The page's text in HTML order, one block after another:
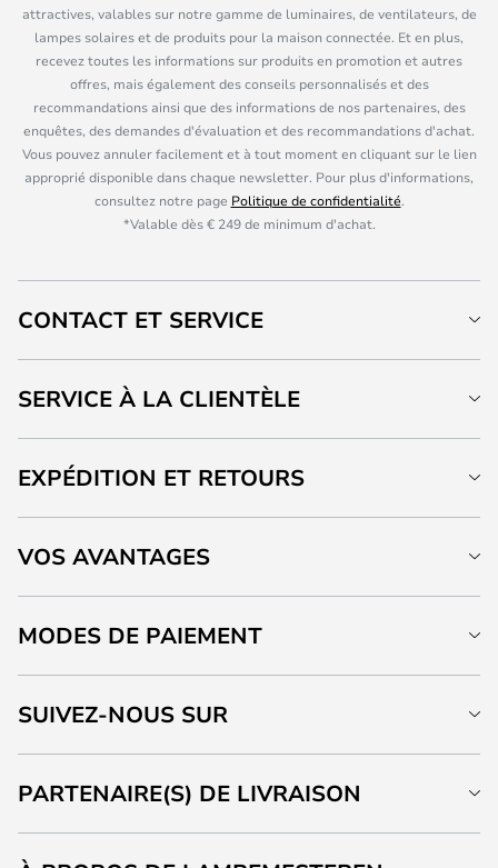
attractives, valables sur notre gamme de luminaires, de ventilateurs, de
lampes solaires et de produits pour la maison connectée. Et en plus,
recevez toutes les informations sur produits en promotion et autres
offres, mais également des conseils personnalisés et des
recommandations ainsi que des informations de nos partenaires, des
enquêtes, des demandes d'évaluation et des recommandations d'achat.
Vous pouvez annuler facilement et à tout moment en cliquant sur le lien
approprié disponible dans chaque newsletter. Pour plus d'informations,
consultez notre page Politique de confidentialité.
*Valable dès € 249 de minimum d'achat.
CONTACT ET SERVICE
SERVICE À LA CLIENTÈLE
EXPÉDITION ET RETOURS
VOS AVANTAGES
MODES DE PAIEMENT
SUIVEZ-NOUS SUR
PARTENAIRE(S) DE LIVRAISON